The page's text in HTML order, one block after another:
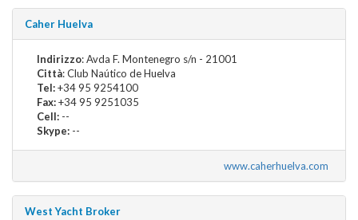
Caher Huelva
Indirizzo: Avda F. Montenegro s/n - 21001
Città: Club Naútico de Huelva
Tel:+34 95 9254100
Fax:+34 95 9251035
Cell: --
Skype: --
www.caherhuelva.com
West Yacht Broker